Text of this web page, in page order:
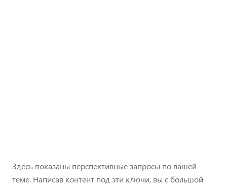
Здесь показаны перспективные запросы по вашей
теме. Написав контент под эти ключи, вы с большой